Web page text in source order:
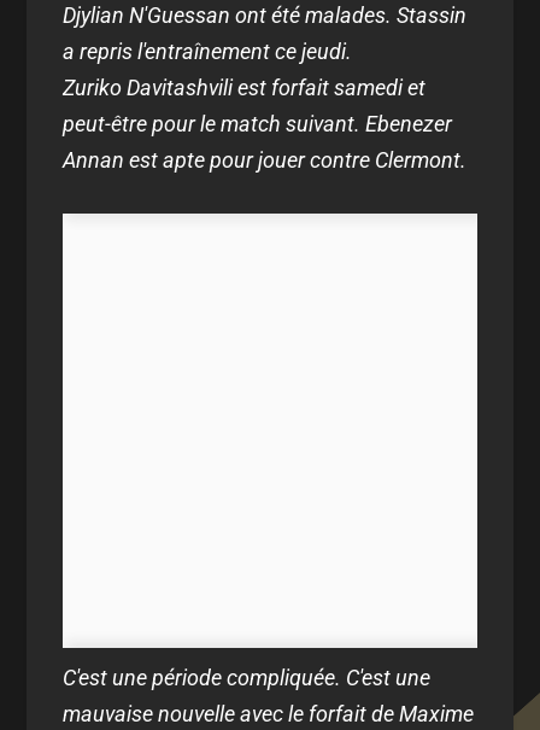
Djylian N'Guessan ont été malades. Stassin
a repris l'entraînement ce jeudi.
Zuriko Davitashvili est forfait samedi et
peut-être pour le match suivant. Ebenezer
Annan est apte pour jouer contre Clermont.
C'est une période compliquée. C'est une
mauvaise nouvelle avec le forfait de Maxime